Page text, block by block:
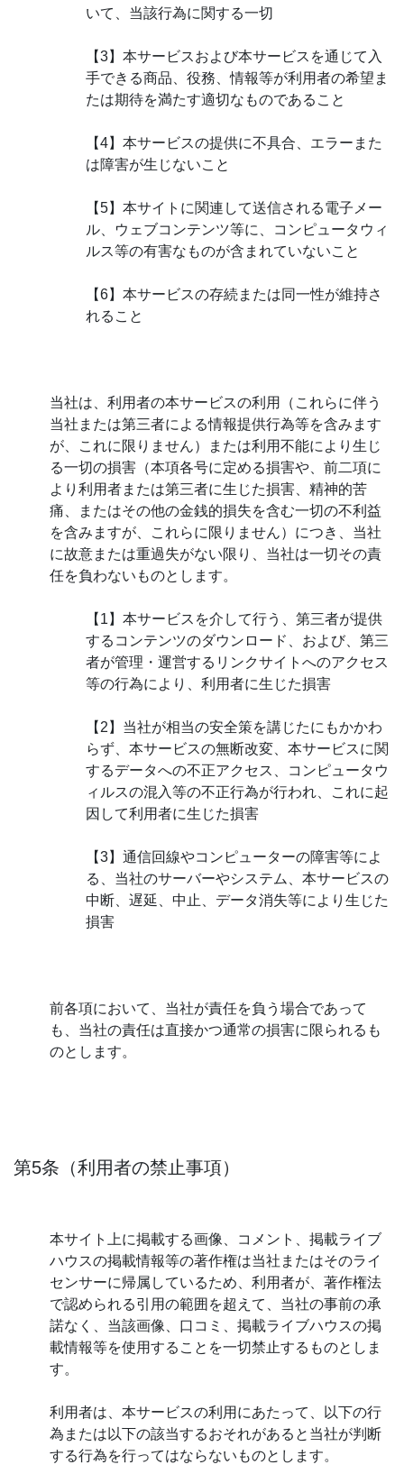
いて、当該行為に関する一切
【3】本サービスおよび本サービスを通じて入
手できる商品、役務、情報等が利用者の希望ま
たは期待を満たす適切なものであること
【4】本サービスの提供に不具合、エラーまた
は障害が生じないこと
【5】本サイトに関連して送信される電子メー
ル、ウェブコンテンツ等に、コンピュータウィ
ルス等の有害なものが含まれていないこと
【6】本サービスの存続または同一性が維持さ
れること
当社は、利用者の本サービスの利用（これらに伴う
当社または第三者による情報提供行為等を含みます
が、これに限りません）または利用不能により生じ
る一切の損害（本項各号に定める損害や、前二項に
より利用者または第三者に生じた損害、精神的苦
痛、またはその他の金銭的損失を含む一切の不利益
を含みますが、これらに限りません）につき、当社
に故意または重過失がない限り、当社は一切その責
任を負わないものとします。
【1】本サービスを介して行う、第三者が提供
するコンテンツのダウンロード、および、第三
者が管理・運営するリンクサイトへのアクセス
等の行為により、利用者に生じた損害
【2】当社が相当の安全策を講じたにもかかわ
らず、本サービスの無断改変、本サービスに関
するデータへの不正アクセス、コンピュータウ
ィルスの混入等の不正行為が行われ、これに起
因して利用者に生じた損害
【3】通信回線やコンピューターの障害等によ
る、当社のサーバーやシステム、本サービスの
中断、遅延、中止、データ消失等により生じた
損害
前各項において、当社が責任を負う場合であって
も、当社の責任は直接かつ通常の損害に限られるも
のとします。
第5条（利用者の禁止事項）
本サイト上に掲載する画像、コメント、掲載ライブ
ハウスの掲載情報等の著作権は当社またはそのライ
センサーに帰属しているため、利用者が、著作権法
で認められる引用の範囲を超えて、当社の事前の承
諾なく、当該画像、口コミ、掲載ライブハウスの掲
載情報等を使用することを一切禁止するものとしま
す。
利用者は、本サービスの利用にあたって、以下の行
為または以下の該当するおそれがあると当社が判断
する行為を行ってはならないものとします。